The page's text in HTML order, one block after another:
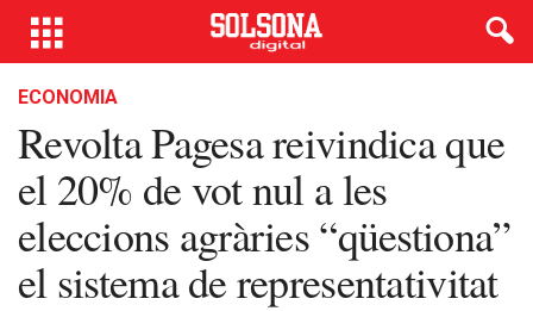
ECONOMIA
Revolta Pagesa reivindica que
el 20% de vot nul a les
eleccions agràries “qüestiona”
el sistema de representativitat